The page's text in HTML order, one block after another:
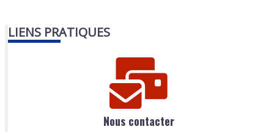
LIENS PRATIQUES
Nous contacter